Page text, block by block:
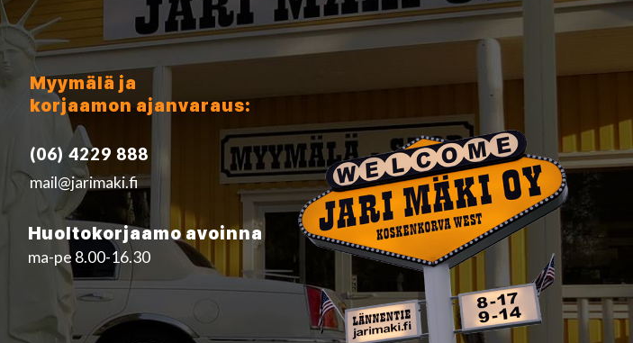
Myymälä ja
korjaamon ajanvaraus:
(06) 4229 888
mail@jarimaki.fi
Huoltokorjaamo avoinna
ma-pe 8.00-16.30